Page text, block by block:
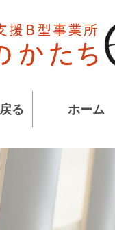
る ホーム